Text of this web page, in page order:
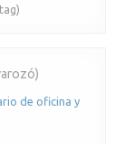
de oficina y